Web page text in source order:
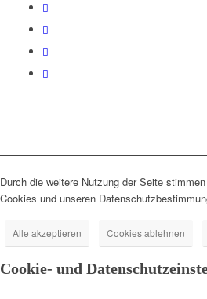
Durch die weitere Nutzung der Seite
Cookies und unseren
Alle akzeptieren Cookies ablehnen
Cookie- und